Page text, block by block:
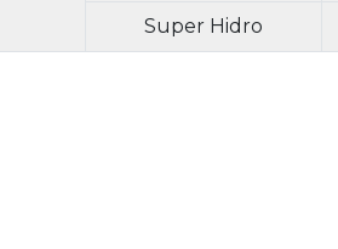
Super Hidro